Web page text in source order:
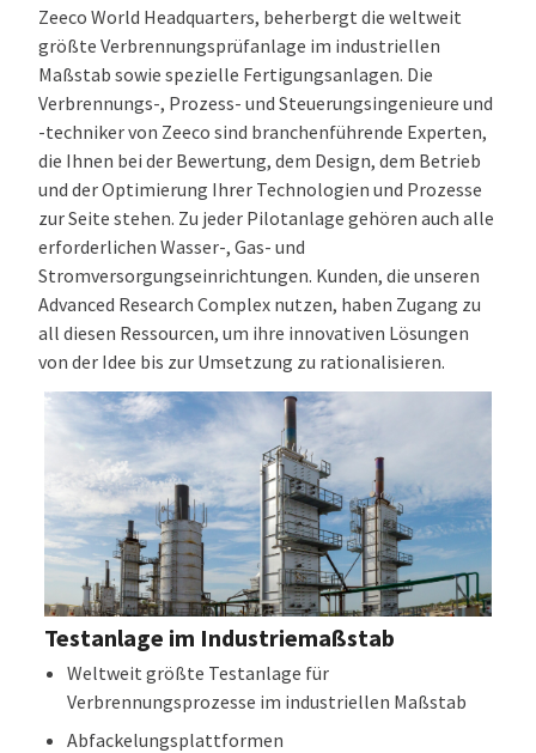
Zeeco World Headquarters, beherbergt die weltweit
größte Verbrennungsprüfanlage im industriellen
Maßstab sowie spezielle Fertigungsanlagen. Die
Verbrennungs-, Prozess- und Steuerungsingenieure und
-techniker von Zeeco sind branchenführende Experten,
die Ihnen bei der Bewertung, dem Design, dem Betrieb
und der Optimierung Ihrer Technologien und Prozesse
zur Seite stehen. Zu jeder Pilotanlage gehören auch alle
erforderlichen Wasser-, Gas- und
Stromversorgungseinrichtungen. Kunden, die unseren
Advanced Research Complex nutzen, haben Zugang zu
all diesen Ressourcen, um ihre innovativen Lösungen
von der Idee bis zur Umsetzung zu rationalisieren.
Testanlage im Industriemaßstab
Weltweit größte Testanlage für
Verbrennungsprozesse im industriellen Maßstab
Abfackelungsplattformen